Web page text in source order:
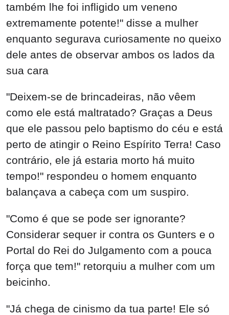
também lhe foi infligido um veneno
extremamente potente!" disse a mulher
enquanto segurava curiosamente no queixo
dele antes de observar ambos os lados da
sua cara
"Deixem-se de brincadeiras, não vêem
como ele está maltratado? Graças a Deus
que ele passou pelo baptismo do céu e está
perto de atingir o Reino Espírito Terra! Caso
contrário, ele já estaria morto há muito
tempo!" respondeu o homem enquanto
balançava a cabeça com um suspiro.
"Como é que se pode ser ignorante?
Considerar sequer ir contra os Gunters e o
Portal do Rei do Julgamento com a pouca
força que tem!" retorquiu a mulher com um
beicinho.
"Já chega de cinismo da tua parte! Ele só